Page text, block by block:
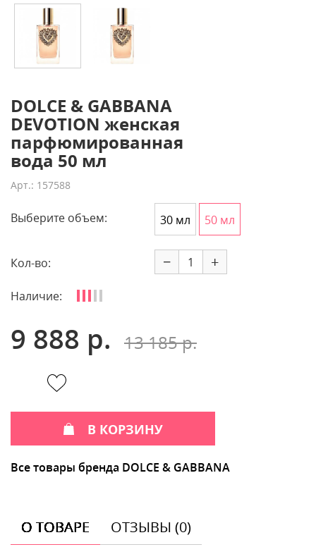
DOLCE & GABBANA
DEVOTION женская
парфюмированная
вода 50 мл
Арт.: 157588
Выберите объем: 30 мл 50 мл
Кол-во: − +
Наличие:
9 888 р. 13 185 р.
В КОРЗИНУ
Все товары бренда DOLCE & GABBANA
О ТОВАРЕ ОТЗЫВЫ (0)